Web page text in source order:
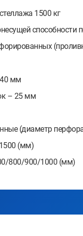
1500 кг
способности
мм
– 25 мм
(диаметр
(мм)
800/900/1000 (мм)